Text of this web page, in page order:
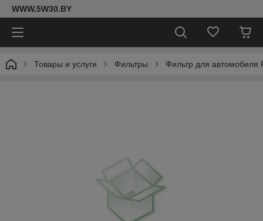
WWW.5W30.BY
Товары и услуги Фильтры Фильтр для автомобиля